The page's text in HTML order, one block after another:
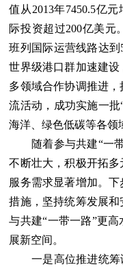
值从2013年7450.5亿
际投资超过200亿美元
班列国际运营线路达到
世界级港口群加速建设
多领域合作协调推进
流活动，成功实施一
海洋、绿色低碳等各领
随着参与共建“一带
不断壮大，积极开拓
服务需求显著增加。
措施，坚持统筹发展
与共建“一带一路”更
展新空间。
一是高位推进统筹